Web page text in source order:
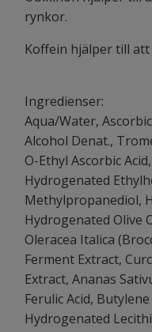
rynkor.
Koffein hjälper till
Ingredienser:
Aqua/Water,
Alcohol Denat.,
O-Ethyl Ascorbic
Hydrogenated
Methylpropanediol,
Hydrogenated Olive
Oleracea Italica
Ferment Extract,
Extract, Ananas
Ferulic Acid,
Hydrogenated